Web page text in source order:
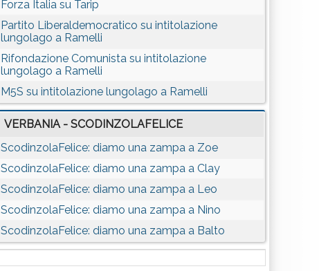
Forza Italia su Tarip
Partito Liberaldemocratico su intitolazione
lungolago a Ramelli
Rifondazione Comunista su intitolazione
lungolago a Ramelli
M5S su intitolazione lungolago a Ramelli
VERBANIA - SCODINZOLAFELICE
ScodinzolaFelice: diamo una zampa a Zoe
ScodinzolaFelice: diamo una zampa a Clay
ScodinzolaFelice: diamo una zampa a Leo
ScodinzolaFelice: diamo una zampa a Nino
ScodinzolaFelice: diamo una zampa a Balto